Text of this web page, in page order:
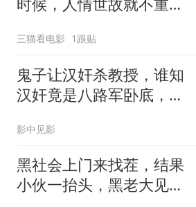
三猫看电影 1跟贴
鬼子让汉奸杀教授，谁知
汉奸竟是八路军卧底，这
影中见影
黑社会上门来找茬，结果
小伙一抬头，黑老大见了